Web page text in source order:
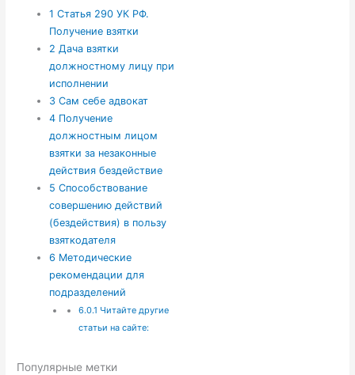
1 Статья 290 УК РФ.
Получение взятки
2 Дача взятки
должностному лицу при
исполнении
3 Сам себе адвокат
4 Получение
должностным лицом
взятки за незаконные
действия бездействие
5 Способствование
совершению действий
(бездействия) в пользу
взяткодателя
6 Методические
рекомендации для
подразделений
6.0.1 Читайте другие
статьи на сайте:
Популярные метки